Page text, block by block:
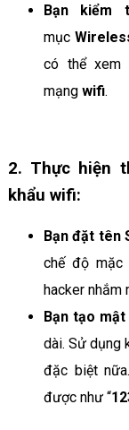
Bạn kiểm
mục
có thể xem
mạng wifi.
2. Thực hiện
khẩu wifi:
Bạn đặt tên
chế độ mặc
hacker nhắm
Bạn tạo mật
dài. Sử dụng
đặc biệt
được như “